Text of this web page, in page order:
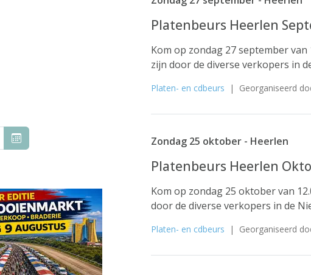
Platenbeurs Heerlen
Kom op zondag 27 september
zijn door de diverse verkopers in
Platen- en cdbeurs | Georganiseerd
Zondag 25 oktober - Heerlen
Platenbeurs Heerlen
Kom op zondag 25 oktober van
door de diverse verkopers in de
Platen- en cdbeurs | Georganiseerd